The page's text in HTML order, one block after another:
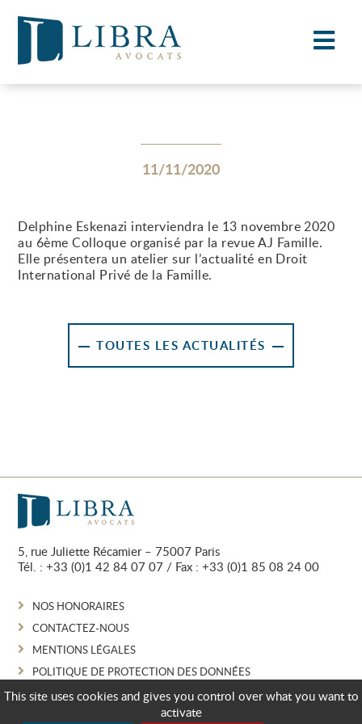
11/11/2020
Delphine Eskenazi interviendra le 13 novembre 2020
au 6ème Colloque organisé par la revue AJ Famille.
Elle présentera un atelier sur l’actualité en Droit
International Privé de la Famille.
TOUTES LES ACTUALITÉS
5, rue Juliette Récamier – 75007 Paris
Tél. :+33 (0)1 42 84 07 07 / Fax : +33 (0)1 85 08 24 00
NOS HONORAIRES
CONTACTEZ-NOUS
MENTIONS LÉGALES
POLITIQUE DE PROTECTION DES DONNÉES
GESTION DES COOKIES
This site uses cookies and gives you control over what you want to
activate